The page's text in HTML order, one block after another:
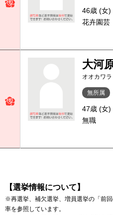
46歳 (女)
花卉園芸
大河
オオカワラ
無所属
47歳 (女)
無職
【選挙情報について】
※再選挙、補欠選挙、増員選挙の「前
率を参照しています。